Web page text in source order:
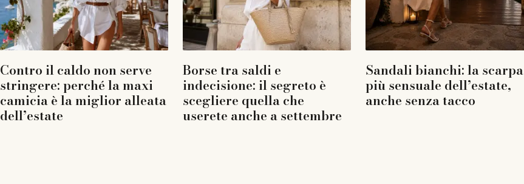
Contro il caldo non serve
stringere: perché la maxi
camicia è la miglior alleata
dell’estate
Borse tra saldi e
indecisione: il segreto è
scegliere quella che
userete anche a settembre
Sandali bianchi: la scarpa
più sensuale dell’estate,
anche senza tacco